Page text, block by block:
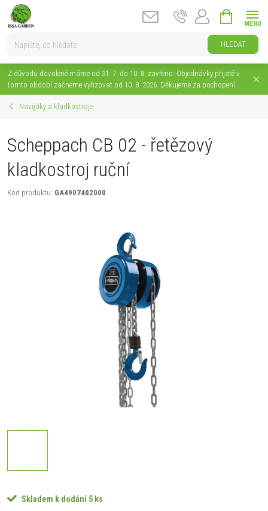
Přejít
HLEDAT
KOŠÍK
Z důvodu dovolené máme od 31. 7. do 10. 8. zavřeno. Objednávky přijaté v
tomto období začneme vyřizovat od 10. 8. 2026. Děkujeme za pochopení.
Navijáky a kladkostroje
Scheppach CB 02 - řetězový
kladkostroj ruční
Kód produktu: GA4907402000
Skladem k dodání 5 ks